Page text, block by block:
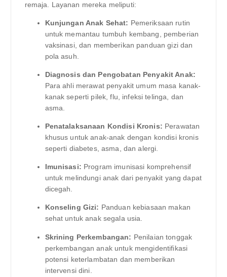
remaja. Layanan mereka meliputi:
Kunjungan Anak Sehat: Pemeriksaan rutin
untuk memantau tumbuh kembang, pemberian
vaksinasi, dan memberikan panduan gizi dan
pola asuh.
Diagnosis dan Pengobatan Penyakit Anak:
Para ahli merawat penyakit umum masa kanak-
kanak seperti pilek, flu, infeksi telinga, dan
asma.
Penatalaksanaan Kondisi Kronis: Perawatan
khusus untuk anak-anak dengan kondisi kronis
seperti diabetes, asma, dan alergi.
Imunisasi: Program imunisasi komprehensif
untuk melindungi anak dari penyakit yang dapat
dicegah.
Konseling Gizi: Panduan kebiasaan makan
sehat untuk anak segala usia.
Skrining Perkembangan: Penilaian tonggak
perkembangan anak untuk mengidentifikasi
potensi keterlambatan dan memberikan
intervensi dini.